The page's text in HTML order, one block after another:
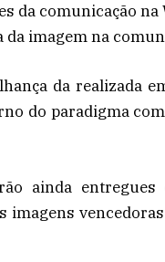
da comunicação na
imagem na
da realizada
do paradigma
ainda
imagens